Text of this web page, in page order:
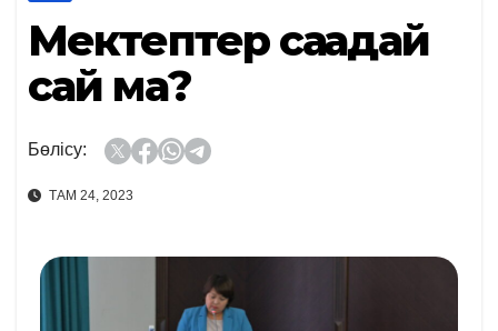
Мектептер сақадай
сай ма?
Бөлісу:
ТАМ 24, 2023